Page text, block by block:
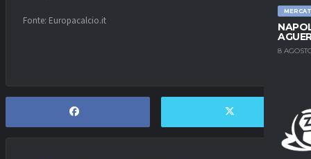
8
Fonte: Europacalcio.it